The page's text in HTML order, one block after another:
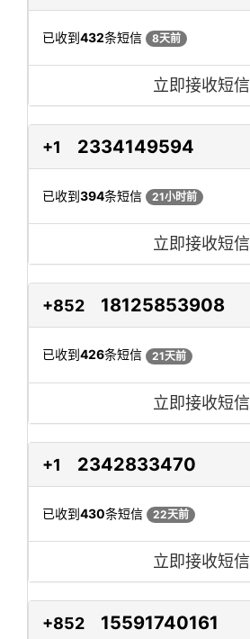
已收到432条短信 8天前
立即接收短信
+1 2334149594
已收到394条短信 21小时前
立即接收短信
+852 18125853908
已收到426条短信 21天前
立即接收短信
+1 2342833470
已收到430条短信 22天前
立即接收短信
+852 15591740161